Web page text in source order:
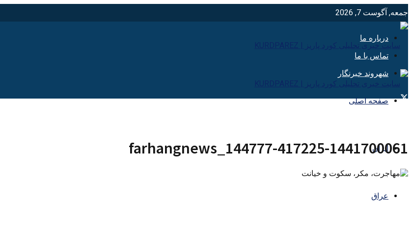
جمعه, آگوست 7, 2026
درباره ما
تماس با ما
شهروند خبرنگار
صفحه اصلی
ایران
عراق
farhangnews_144777-417225-1441700061